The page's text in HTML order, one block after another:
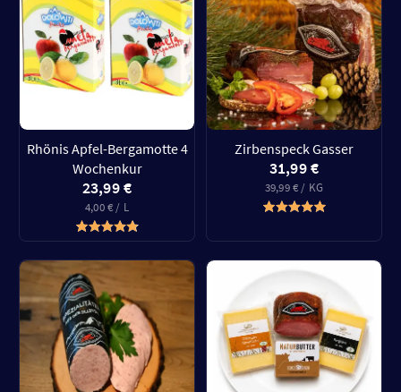
Rhönis Apfel-Bergamotte 4
Wochenkur
23,99 €
4,00 € / L
Zirbenspeck Gasser
31,99 €
39,99 € / KG